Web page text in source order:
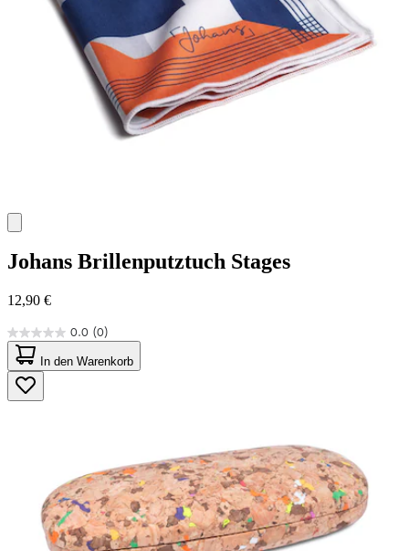
Johans Brillenputztuch Stages
12,90 €
0.0 (0)
0.0
von
5
Sternen.
In den Warenkorb